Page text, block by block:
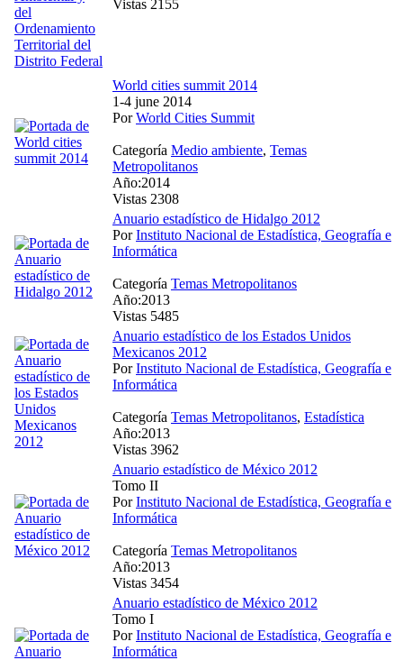
Vistas 2155
World cities summit 2014
1-4 june 2014
PorWorld Cities Summit
Categoría Medio ambiente, Temas
Metropolitanos
Año:2014
Vistas 2308
Anuario estadístico de Hidalgo 2012
PorInstituto Nacional de Estadística, Geografía e
Informática
Categoría Temas Metropolitanos
Año:2013
Vistas 5485
Anuario estadístico de los Estados Unidos
Mexicanos 2012
PorInstituto Nacional de Estadística, Geografía e
Informática
Categoría Temas Metropolitanos, Estadística
Año:2013
Vistas 3962
Anuario estadístico de México 2012
Tomo II
PorInstituto Nacional de Estadística, Geografía e
Informática
Categoría Temas Metropolitanos
Año:2013
Vistas 3454
Anuario estadístico de México 2012
Tomo I
PorInstituto Nacional de Estadística, Geografía e
Informática